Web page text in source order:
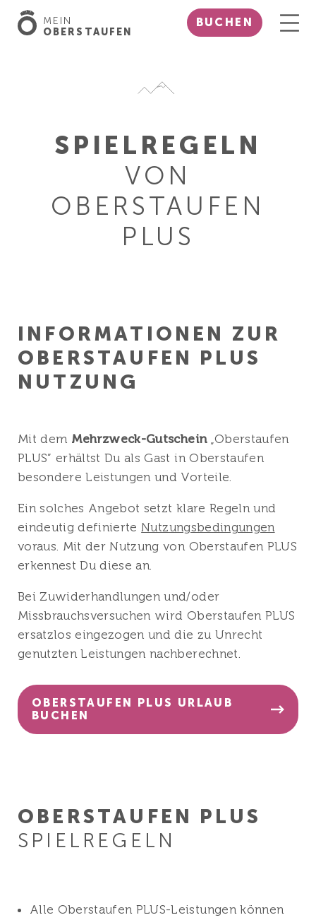
MEIN
OBERSTAUFEN
BUCHEN
SPIELREGELN
VON
OBERSTAUFEN
PLUS
INFOR­MATIONEN ZUR
OBERSTAUFEN PLUS
NUTZUNG
Mit dem Mehrzweck-Gutschein„Oberstaufen
PLUS” erhältst Du als Gast in Oberstaufen
besondere Leistungen und Vorteile.
Ein solches Angebot setzt klare Regeln und
eindeutig definierteNutzungsbedingungen
voraus. Mit der Nutzung von Oberstaufen PLUS
erkennest Du diese an.
Bei Zuwiderhandlungen und/oder
Missbrauchsversuchen wird Oberstaufen PLUS
ersatzlos eingezogen und die zu Unrecht
genutzten Leistungen nachberechnet.
OBERSTAUFEN PLUS URLAUB
BUCHEN
OBERSTAUFEN PLUS
SPIELREGELN
Alle Oberstaufen PLUS-Leistungen können